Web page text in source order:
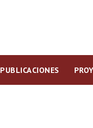
PUBLICACIONES